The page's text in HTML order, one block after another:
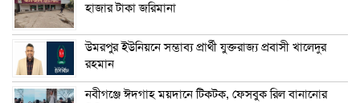
হাজার টাকা জরিমানা
উমরপুর ইউনিয়নে সম্ভাব্য প্রার্থী যুক্তরাজ্য প্রবাসী খালেদুর
রহমান
নবীগঞ্জে ঈদগাহ ময়দানে টিকটক, ফেসবুক রিল বানানোর